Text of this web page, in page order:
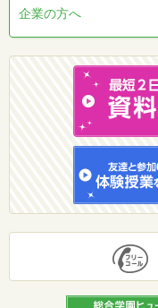
企業の方へ